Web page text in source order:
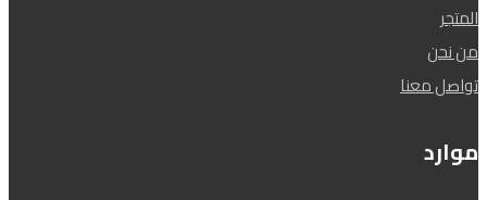
المتجر
من نحن
تواصل معنا
موارد